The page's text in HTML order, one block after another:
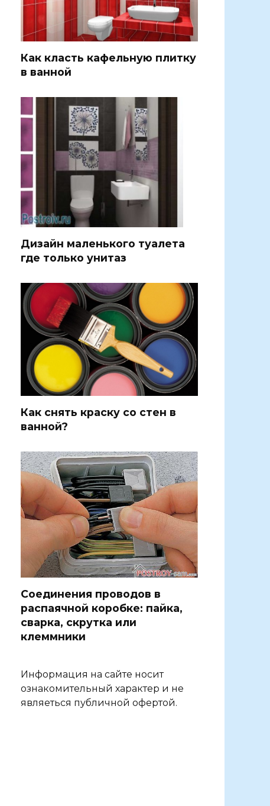
Как класть кафельную плитку
в ванной
Дизайн маленького туалета
где только унитаз
Как снять краску со стен в
ванной?
Соединения проводов в
распаячной коробке: пайка,
сварка, скрутка или
клеммники
Информация на сайте носит
ознакомительный характер и не
являеться публичной офертой.